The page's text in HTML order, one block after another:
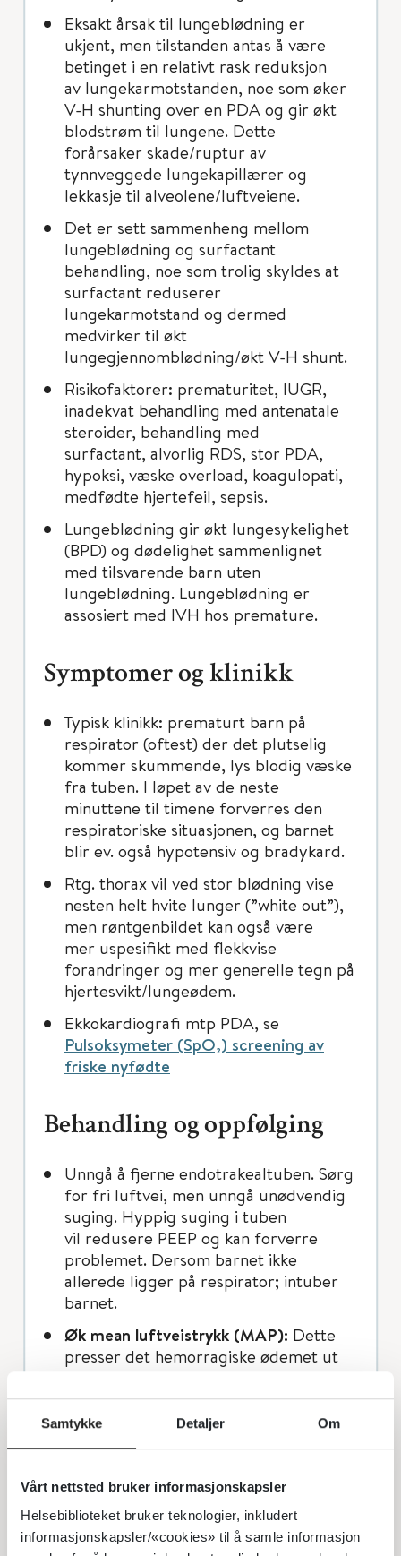
Samtykke Detaljer Om
Vårt nettsted bruker informasjonskapsler
Helsebiblioteket bruker teknologier, inkludert
informasjonskapsler/«cookies» til å samle informasjon
Eksakt årsak til lungeblødning er
ukjent, men tilstanden antas å være
betinget i en relativt rask reduksjon
av lungekarmotstanden, noe som øker
V-H shunting over en PDA og gir økt
blodstrøm til lungene. Dette
forårsaker skade/ruptur av
tynnveggede lungekapillærer og
lekkasje til alveolene/luftveiene.
Det er sett sammenheng mellom
lungeblødning og surfactant
behandling, noe som trolig skyldes at
surfactant reduserer
lungekarmotstand og dermed
medvirker til økt
lungegjennomblødning/økt V-H shunt.
Risikofaktorer: prematuritet, IUGR,
inadekvat behandling med antenatale
steroider, behandling med
surfactant, alvorlig RDS, stor PDA,
hypoksi, væske overload, koagulopati,
medfødte hjertefeil, sepsis.
Lungeblødning gir økt lungesykelighet
(BPD) og dødelighet sammenlignet
med tilsvarende barn uten
lungeblødning. Lungeblødning er
assosiert med IVH hos premature.
Symptomer og klinikk
Typisk klinikk: prematurt barn på
respirator (oftest) der det plutselig
kommer skummende, lys blodig væske
fra tuben. I løpet av de neste
minuttene til timene forverres den
respiratoriske situasjonen, og barnet
blir ev. også hypotensiv og bradykard.
Rtg. thorax vil ved stor blødning vise
nesten helt hvite lunger (”white out”),
men røntgenbildet kan også være
mer uspesifikt med flekkvise
forandringer og mer generelle tegn på
hjertesvikt/lungeødem.
Ekkokardiografi mtp PDA, se
Pulsoksymeter (SpO₂) screening av
friske nyfødte
Behandling og oppfølging
Unngå å fjerne endotrakealtuben. Sørg
for fri luftvei, men unngå unødvendig
suging. Hyppig suging i tuben
vil redusere PEEP og kan forverre
problemet. Dersom barnet ikke
allerede ligger på respirator; intuber
barnet.
Øk mean luftveistrykk (MAP): Dette
presser det hemorragiske ødemet ut
Økt MAP kan oppnås ved å øke PEEP
(til f.eks 8–10 cm H2O), øke Ti (til 0,4 –
0,5 sek) og ved å øke PIP (eller
startes HFV. OBS det vil oftest være
behov for høy MAP / PIP ≥ 30 cm H
da akkumulert lungevæske reduserer
lunge compliance.